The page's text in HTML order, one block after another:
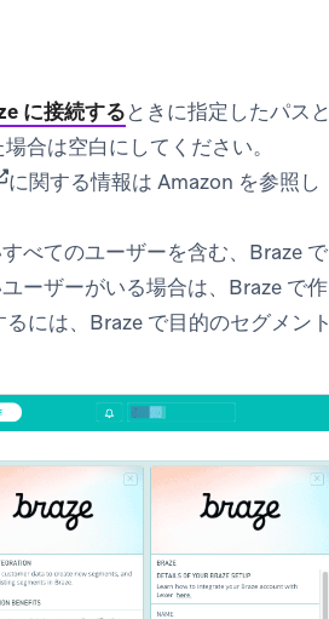
に接続するときに指定したパスと
合は空白にしてください。
in new tab)
に関する情報は Amazon を参照し
べてのユーザーを含む、Braze で
ーザーがいる場合は、Braze で作
には、Braze で目的のセグメント